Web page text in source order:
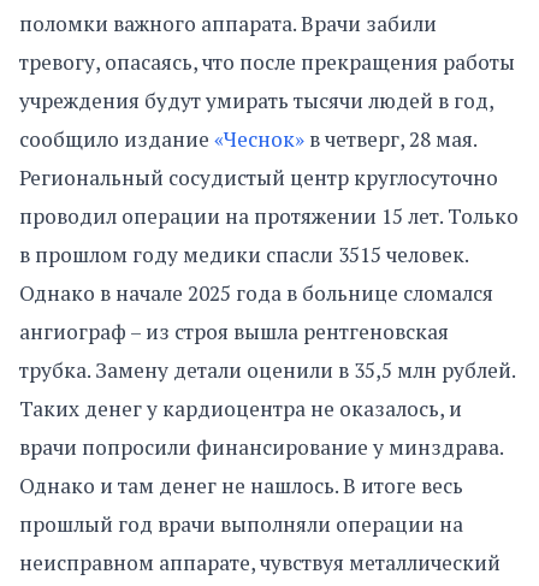
поломки важного аппарата. Врачи забили
тревогу, опасаясь, что после прекращения работы
учреждения будут умирать тысячи людей в год,
сообщило издание «Чеснок» в четверг, 28 мая.
Региональный сосудистый центр круглосуточно
проводил операции на протяжении 15 лет. Только
в прошлом году медики спасли 3515 человек.
Однако в начале 2025 года в больнице сломался
ангиограф – из строя вышла рентгеновская
трубка. Замену детали оценили в 35,5 млн рублей.
Таких денег у кардиоцентра не оказалось, и
врачи попросили финансирование у минздрава.
Однако и там денег не нашлось. В итоге весь
прошлый год врачи выполняли операции на
неисправном аппарате, чувствуя металлический